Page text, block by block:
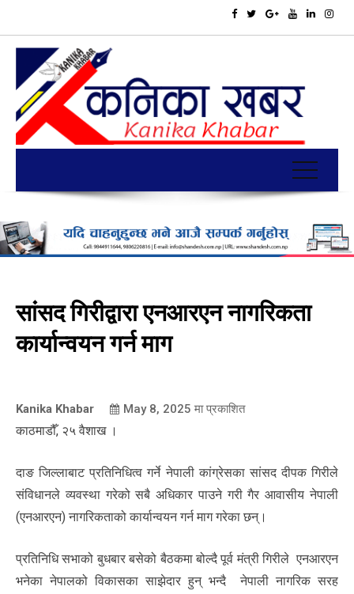
सांसद गिरीद्वारा एनआरएन नागरिकता
कार्यान्वयन गर्न माग
Kanika Khabar May 8, 2025 मा प्रकाशित
काठमाडौँ, २५ वैशाख ।
दाङ जिल्लाबाट प्रतिनिधित्व गर्ने नेपाली कांग्रेसका सांसद दीपक गिरीले
संविधानले व्यवस्था गरेको सबै अधिकार पाउने गरी गैर आवासीय नेपाली
(एनआरएन) नागरिकताको कार्यान्वयन गर्न माग गरेका छन्।
प्रतिनिधि सभाको बुधबार बसेको बैठकमा बोल्दै पूर्व मंत्री गिरीले एनआरएन
भनेका नेपालको विकासका साझेदार हुन् भन्दै नेपाली नागरिक सरह